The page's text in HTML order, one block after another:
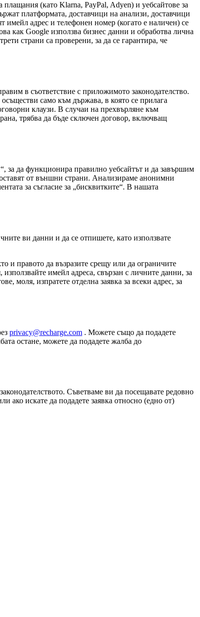
(като Klarna, PayPal, Adyen) и уебсайтове за
платформата, доставчици на анализи, доставчици
имейл адрес и телефонен номер (когато е наличен) се
как Google използва бизнес данни и обработва лична
страни са проверени, за да се гарантира, че
в съответствие с приложимото законодателство.
само към държава, в която се прилага
клаузи. В случаи на прехвърляне към
трябва да бъде сключен договор, включващ
за да функционира правилно уебсайтът и да завършим
от външни страни. Анализираме анонимни
за съгласие за „бисквитките“. В нашата
ви данни и да се отпишете, като използвате
и правото да възразите срещу или да ограничите
използвайте имейл адреса, свързан с личните данни, за
моля, изпратете отделна заявка за всеки адрес, за
privacy@recharge.com . Можете също да подадете
остане, можете да подадете жалба до
Съветваме ви да посещавате редовно
ако искате да подадете заявка относно (едно от)